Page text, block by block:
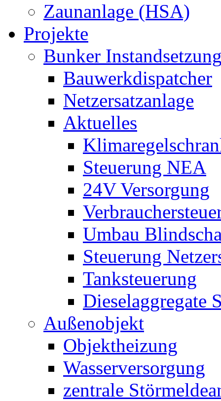
Zaunanlage (HSA)
Projekte
Bunker
Bauwerkdispatcher
Netzersatzanlage
Aktuelles
Steuerung NEA
24V Versorgung
Umbau
Steuerung
Tanksteuerung
Dieselaggregate
Außenobjekt
Objektheizung
Wasserversorgung
zentrale